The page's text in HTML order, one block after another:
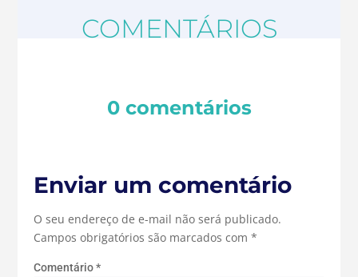
COMENTÁRIOS
0 comentários
Enviar um comentário
O seu endereço de e-mail não será publicado.
Campos obrigatórios são marcados com*
Comentário*